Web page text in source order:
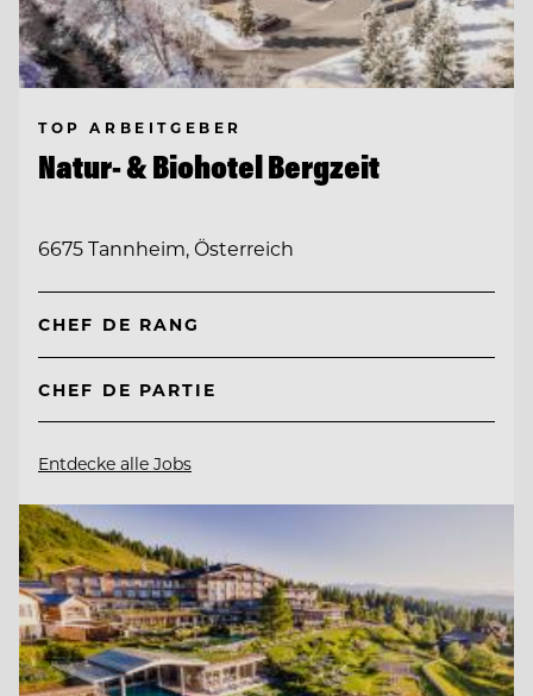
TOP ARBEITGEBER
Natur- & Biohotel Bergzeit
6675 Tannheim, Österreich
CHEF DE RANG
CHEF DE PARTIE
Entdecke alle Jobs